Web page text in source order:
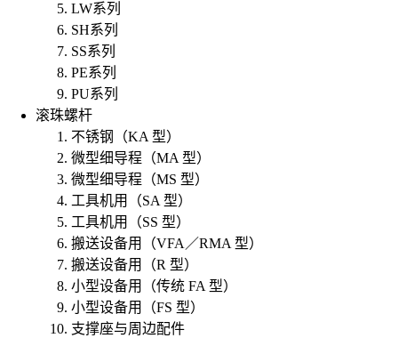
LW系列
SH系列
SS系列
PE系列
PU系列
滚珠螺杆
不锈钢（KA 型）
微型细导程（MA 型）
微型细导程（MS 型）
工具机用（SA 型）
工具机用（SS 型）
搬送设备用（VFA／RMA 型）
搬送设备用（R 型）
小型设备用（传统 FA 型）
小型设备用（FS 型）
支撑座与周边配件